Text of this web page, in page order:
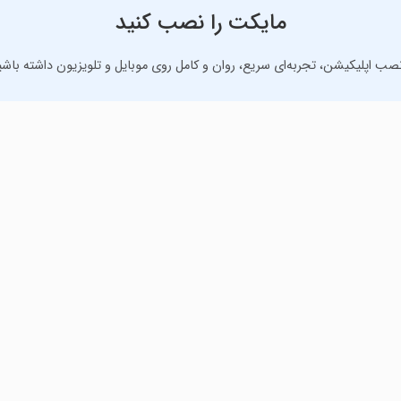
مایکت را نصب کنید
اپلیکیشن، تجربه‌ای سریع، روان و کامل روی موبایل و تلویزیون داشته